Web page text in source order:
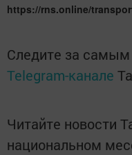
https://rns.online/
Следите за
Telegram-канале
Читайте новости
национальном